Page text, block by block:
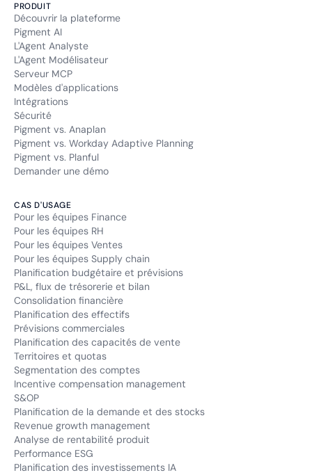
PRODUIT
Découvrir la plateforme
Pigment AI
L'Agent Analyste
L'Agent Modélisateur
Serveur MCP
Modèles d'applications
Intégrations
Sécurité
Pigment vs. Anaplan
Pigment vs. Workday Adaptive Planning
Pigment vs. Planful
Demander une démo
CAS D'USAGE
Pour les équipes Finance
Pour les équipes RH
Pour les équipes Ventes
Pour les équipes Supply chain
Planification budgétaire et prévisions
P&L, flux de trésorerie et bilan
Consolidation financière
Planification des effectifs
Prévisions commerciales
Planification des capacités de vente
Territoires et quotas
Segmentation des comptes
Incentive compensation management
S&OP
Planification de la demande et des stocks
Revenue growth management
Analyse de rentabilité produit
Performance ESG
Planification des investissements IA